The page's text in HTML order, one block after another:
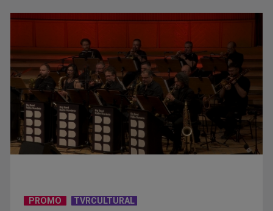
Legendele sportului mondial, în seara de Revelion de la TVR
SPORT
PROMO TVRCULTURAL